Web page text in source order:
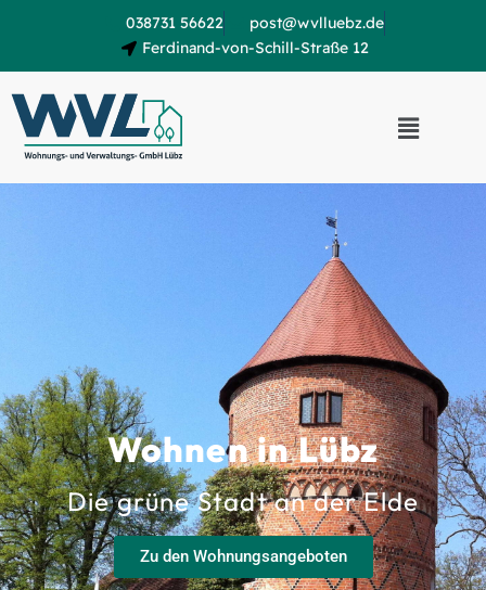
038731 56622
post@wvlluebz.de
Ferdinand-von-Schill-Straße 12
Wohnen in Lübz
Die grüne Stadt an der Elde
Zu den Wohnungsangeboten